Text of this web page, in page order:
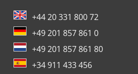
+44 20 331 800 72
+49 201 857 861 0
+49 201 857 861 80
+34 911 433 456